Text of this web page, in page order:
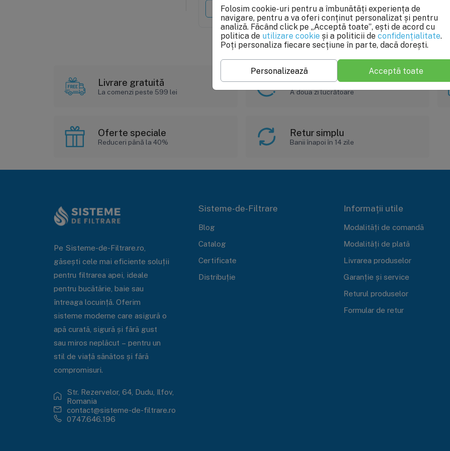
Adaugă în coș Indisponibil
Livrare gratuită
La comenzi peste 599 lei
Livrare rapidă
A doua zi lucrătoare
Oferte speciale
Reduceri până la 40%
Retur simplu
Banii înapoi în 14 zile
Pe Sisteme-de-Filtrare.ro,
găsești cele mai eficiente soluții
pentru filtrarea apei, ideale
pentru bucătărie, baie sau
întreaga locuință. Oferim
sisteme moderne care asigură o
apă curată, sigură și fără gust
sau miros neplăcut – pentru un
stil de viață sănătos și fără
compromisuri.
Str. Rezervelor, 64, Dudu, Ilfov,
Romania
contact@sisteme-de-filtrare.ro
0747.646.196
Sisteme-de-Filtrare
Blog
Catalog
Certificate
Distribuție
Informații utile
Modalități de comandă
Modalități de plată
Livrarea produselor
Garanție și service
Returul produselor
Formular de retur
Folosim cookie-uri pentru a îmbunătăți experiența de
navigare, pentru a va oferi conținut personalizat și pentru
analiză. Făcând click pe „Acceptă toate”, ești de acord cu
politica de utilizare cookie și a politicii de confidențialitate.
Poți personaliza fiecare secțiune în parte, dacă dorești.
Personalizează Acceptă toate